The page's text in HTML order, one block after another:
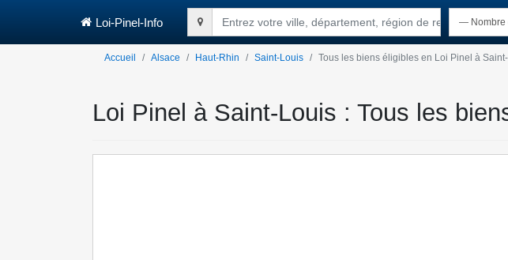
Loi-Pinel-Info Entrez votre ville, département, région de recherche
Accueil Alsace Haut-Rhin Saint-Louis Tous les biens éligibles en Loi Pinel à
Loi Pinel à Saint-Louis : Tous les